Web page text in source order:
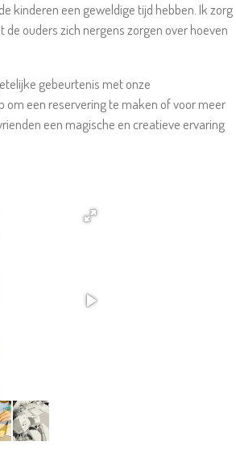
kinderen een geweldige tijd hebben. Ik zorg
ouders zich nergens zorgen over hoeven
gebeurtenis met onze
om een reservering te maken of voor meer
een magische en creatieve ervaring